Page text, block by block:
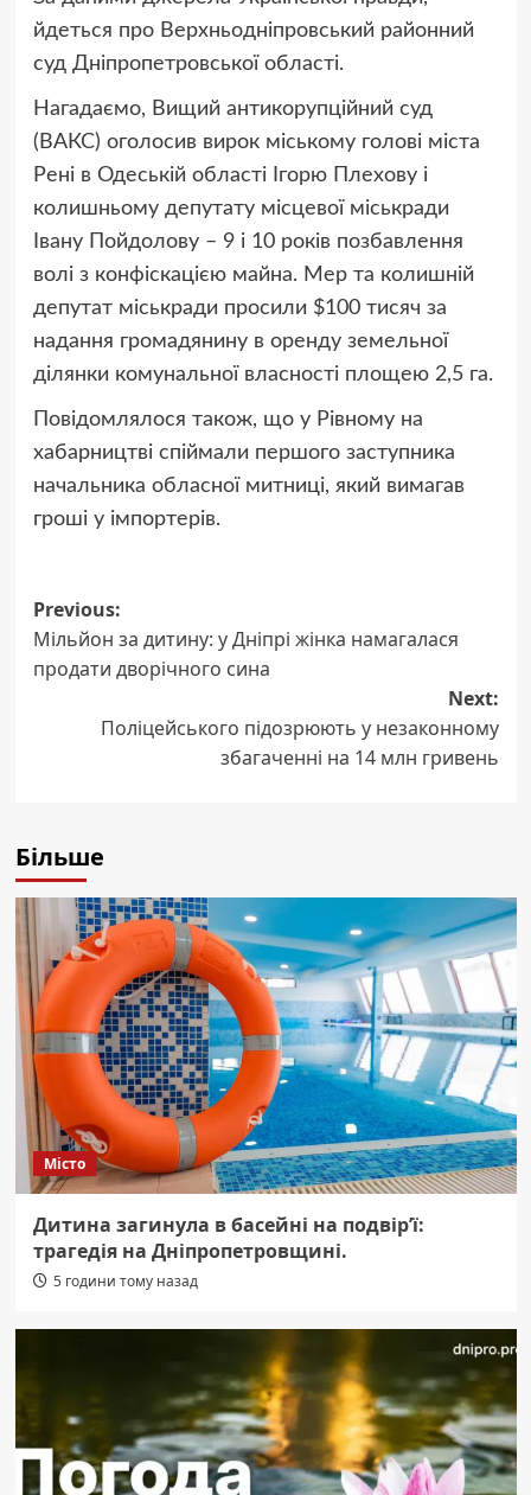
йдеться про Верхньодніпровський районний
суд Дніпропетровської області.
Нагадаємо, Вищий антикорупційний суд
(ВАКС) оголосив вирок міському голові міста
Рені в Одеській області Ігорю Плехову і
колишньому депутату місцевої міськради
Івану Пойдолову – 9 і 10 років позбавлення
волі з конфіскацією майна. Мер та колишній
депутат міськради просили $100 тисяч за
надання громадянину в оренду земельної
ділянки комунальної власності площею 2,5 га.
Повідомлялося також, що у Рівному на
хабарництві спіймали першого заступника
начальника обласної митниці, який вимагав
гроші у імпортерів.
Post
navigation
Previous:
Мільйон за дитину: у Дніпрі жінка намагалася
продати дворічного сина
Next:
Поліцейського підозрюють у незаконному
збагаченні на 14 млн гривень
Більше
Місто
Дитина загинула в басейні на подвір’ї:
трагедія на Дніпропетровщині.
5 години тому назад